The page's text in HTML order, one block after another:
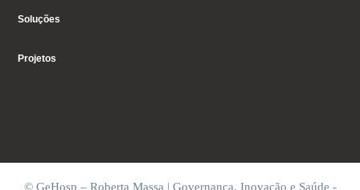
Soluções
Projetos
© GeHosp – Roberta Massa | Governança, Inovação e Saúde -